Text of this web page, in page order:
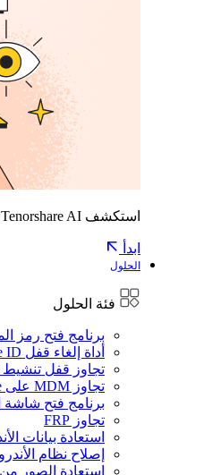
استكشف Tenorshare AI مع الميزات الجديدة المذهلة
ابدأ
الحلول
فئة الحلول
برنامج فتح رمز
أداة إلغاء قفل Apple ID
تجاوز قفل تنشيط iCloud
تجاوز MDM على iPhone
برنامج فتح شاشة
تجاوز FRP
استعادة بيانات
إصلاح نظام
استعادة الصور من